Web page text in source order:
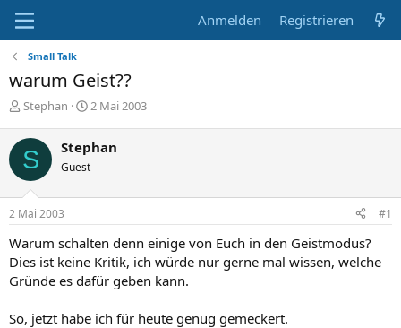
Anmelden Registrieren
Small Talk
warum Geist??
E
s
t
e
l
l
e
Stephan
E
t
e
l
m
2 Mai 2003
S Stephan
Guest
2 Mai 2003 #1
Warum schalten denn einige von Euch in den Geistmodus?
Dies ist keine Kritik, ich würde nur gerne mal wissen, welche
Gründe es dafür geben kann.
So, jetzt habe ich für heute genug gemeckert.